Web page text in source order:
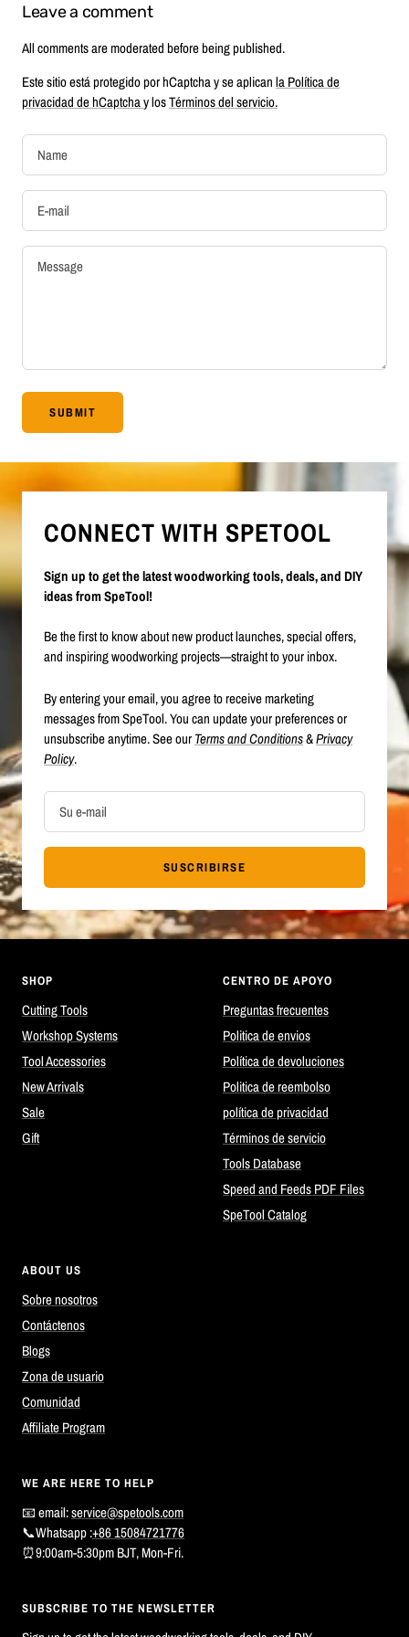
Leave a comment
All comments are moderated before being published.
Este sitio está protegido por hCaptcha y se aplicanla Política de
privacidad de hCaptchay losTérminos del servicio.
Name
E-mail
Message
SUBMIT
CONNECT WITH SPETOOL
Sign up to get the latest woodworking tools, deals, and DIY
ideas from SpeTool!
Be the first to know about new product launches, special offers,
and inspiring woodworking projects—straight to your inbox.
By entering your email, you agree to receive marketing
messages from SpeTool. You can update your preferences or
unsubscribe anytime. See ourTerms and Conditions&Privacy
Policy.
Su e-mail
SUSCRIBIRSE
SHOP
Cutting Tools
Workshop Systems
Tool Accessories
New Arrivals
Sale
Gift
CENTRO DE APOYO
Preguntas frecuentes
Politica de envios
Política de devoluciones
Politica de reembolso
política de privacidad
Términos de servicio
Tools Database
Speed and Feeds PDF Files
SpeTool Catalog
ABOUT US
Sobre nosotros
Contáctenos
Blogs
Zona de usuario
Comunidad
Affiliate Program
WE ARE HERE TO HELP
📧 email:service@spetools.com
📞Whatsapp :+86 15084721776
⏰9:00am-5:30pm BJT, Mon-Fri.
SUBSCRIBE TO THE NEWSLETTER